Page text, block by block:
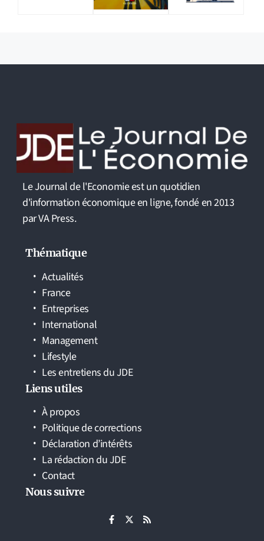
Le Journal de l'Economie est un quotidien
d'information économique en ligne, fondé en 2013
par VA Press.
Thématique
Actualités
France
Entreprises
International
Management
Lifestyle
Les entretiens du JDE
Liens utiles
À propos
Politique de corrections
Déclaration d’intérêts
La rédaction du JDE
Contact
Nous suivre